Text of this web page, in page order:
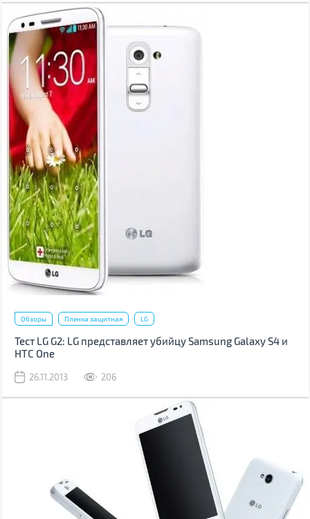
Обзоры Пленка защитная LG
Тест LG G2: LG представляет убийцу Samsung Galaxy S4 и
HTC One
26.11.2013 206